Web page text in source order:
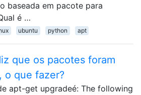
baseada em pacote para
é …
ubuntu python apt
que os pacotes foram
o que fazer?
apt-get upgradeé: The following